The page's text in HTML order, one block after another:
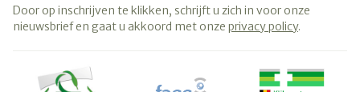
Door op inschrijven te klikken, schrijft u zich in voor onze
nieuwsbrief en gaat u akkoord met onze privacy policy.